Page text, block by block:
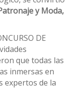
y Moda,
DE
que todas las
inmersas en
expertos de la